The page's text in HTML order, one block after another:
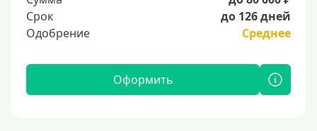
Срок
до 126 дней
Одобрение
Среднее
Оформить